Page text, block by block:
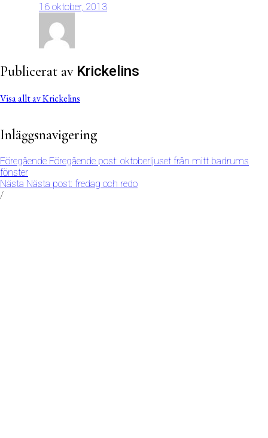
16 oktober, 2013
Publicerat av Krickelins
Visa allt av Krickelins
Inläggsnavigering
Föregående Föregående post: oktoberljuset från mitt badrums
fönster
Nästa Nästa post: fredag och redo
/